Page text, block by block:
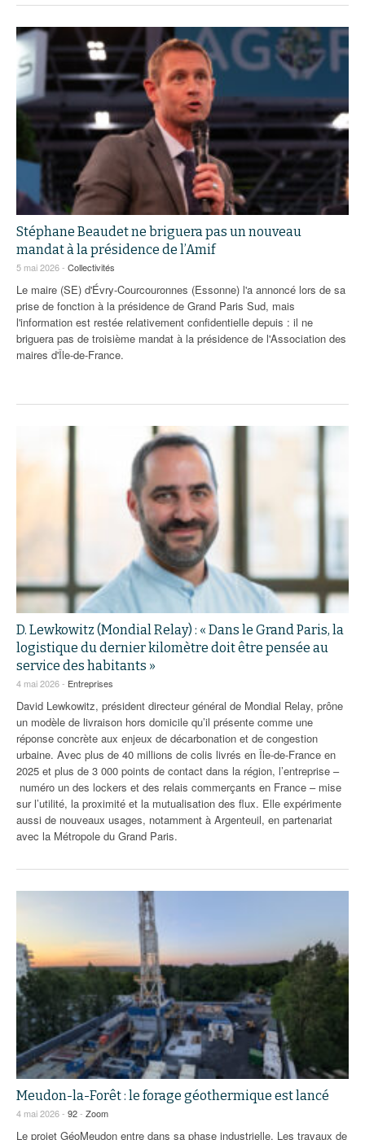
Stéphane Beaudet ne briguera pas un nouveau
mandat à la présidence de l’Amif
5 mai 2026 - Collectivités
Le maire (SE) d'Évry-Courcouronnes (Essonne) l'a annoncé lors de sa
prise de fonction à la présidence de Grand Paris Sud, mais
l'information est restée relativement confidentielle depuis : il ne
briguera pas de troisième mandat à la présidence de l'Association des
maires d'Île-de-France.
D. Lewkowitz (Mondial Relay) : « Dans le Grand Paris, la
logistique du dernier kilomètre doit être pensée au
service des habitants »
4 mai 2026 - Entreprises
David Lewkowitz, président directeur général de Mondial Relay, prône
un modèle de livraison hors domicile qu’il présente comme une
réponse concrète aux enjeux de décarbonation et de congestion
urbaine. Avec plus de 40 millions de colis livrés en Île-de-France en
2025 et plus de 3 000 points de contact dans la région, l’entreprise –
numéro un des lockers et des relais commerçants en France – mise
sur l’utilité, la proximité et la mutualisation des flux. Elle expérimente
aussi de nouveaux usages, notamment à Argenteuil, en partenariat
avec la Métropole du Grand Paris.
Meudon-la-Forêt : le forage géothermique est lancé
4 mai 2026 - 92- Zoom
Le projet GéoMeudon entre dans sa phase industrielle. Les travaux de